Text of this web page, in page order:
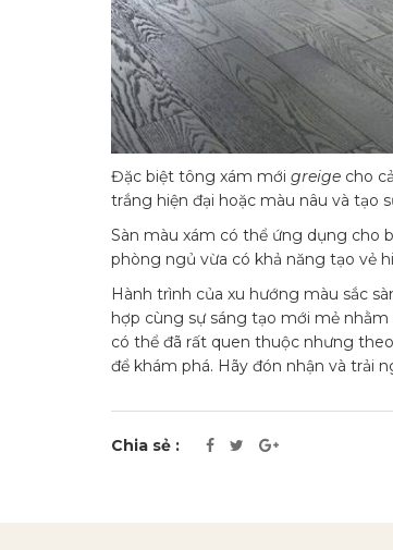
Đặc biệt tông xám mới greige cho
trắng hiện đại hoặc màu nâu và tạo
Sàn màu xám có thể ứng dụng cho
phòng ngủ vừa có khả năng tạo vẻ
Hành trình của xu hướng màu sắc
hợp cùng sự sáng tạo mới mẻ
có thể đã rất quen thuộc nhưng
để khám phá. Hãy đón nhận và trải
Chia sẻ :